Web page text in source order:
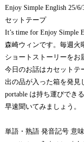
Enjoy Simple English 25/6/
セットテープ
It’s time for Enjoy Simple
森崎ウィンです。毎週火
ショートストーリーをお
今日のお話はカセットテ
出の品が入った箱を発見
portable は持ち運びでき
早速聞いてみましょう。
単語・熟語 発音記号 意味